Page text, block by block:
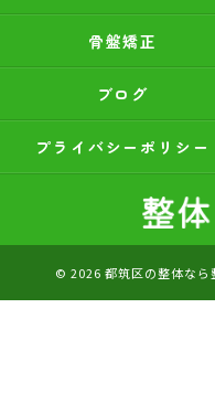
骨盤矯正
ブログ
プライバシーポリシー
© 2026 都筑区の整体なら